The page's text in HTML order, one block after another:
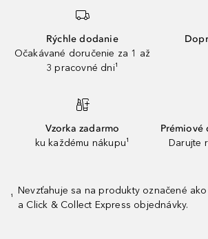
Rýchle dodanie
Očakávané doručenie za 1 až
3 pracovné dni¹
Vzorka zadarmo
ku každému nákupu¹
Prémiové
Darujte
¹
Nevzťahuje sa na produkty označené
a Click & Collect Express objednávky.